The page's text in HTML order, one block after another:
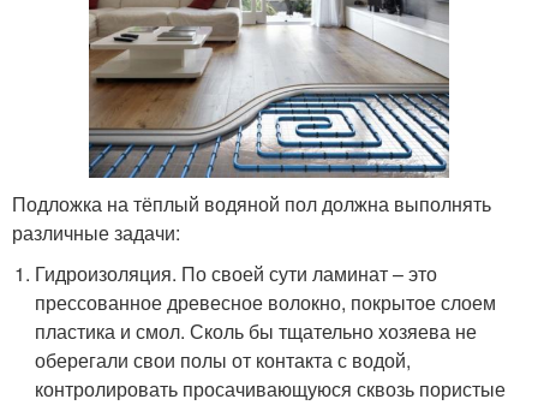
Подложка на тёплый водяной пол должна выполнять
различные задачи:
Гидроизоляция. По своей сути ламинат – это
прессованное древесное волокно, покрытое слоем
пластика и смол. Сколь бы тщательно хозяева не
оберегали свои полы от контакта с водой,
контролировать просачивающуюся сквозь пористые